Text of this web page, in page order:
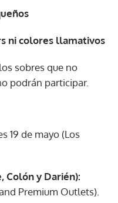
ni colores llamativos
sobres que no
podrán participar.
19 de mayo (Los
Colón y Darién):
Premium Outlets).